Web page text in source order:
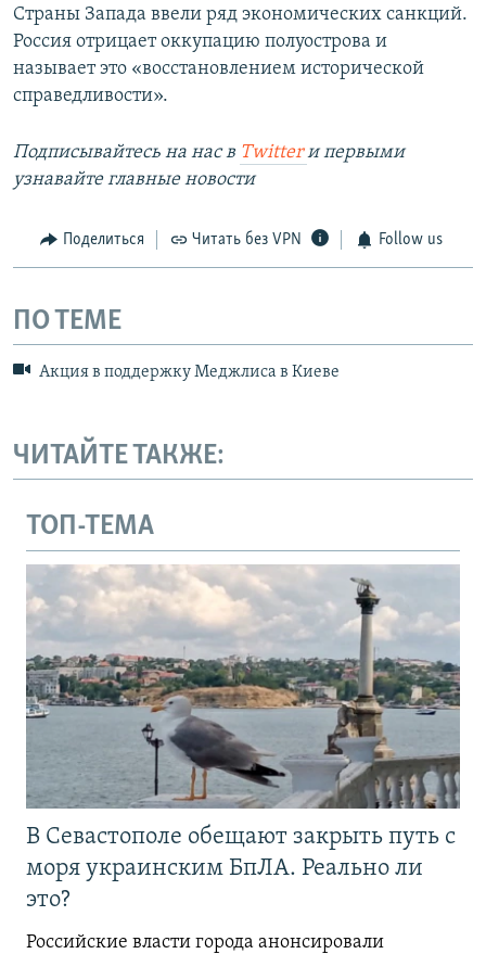
Страны Запада ввели ряд экономических санкций.
Россия отрицает оккупацию полуострова и
называет это «восстановлением исторической
справедливости».
Подписывайтесь на наc в Twitterи первыми
узнавайте главные новости
Поделиться Читать без VPN Follow us
ПО ТЕМЕ
Акция в поддержку Меджлиса в Киеве
ЧИТАЙТЕ ТАКЖЕ:
ТОП-ТЕМА
В Севастополе обещают закрыть путь с
моря украинским БпЛА. Реально ли
это?
Российские власти города анонсировали